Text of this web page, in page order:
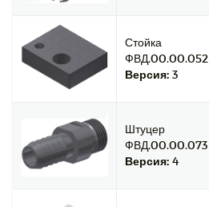
Стойка
ФВД.00.00.052
Версия: 3
Штуцер
ФВД.00.00.073
Версия: 4